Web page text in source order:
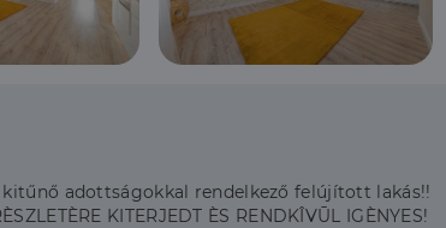
adottságokkal rendelkező felújított lakás!!
KITERJEDT ÈS RENDKÎVŪL IGÈNYES!